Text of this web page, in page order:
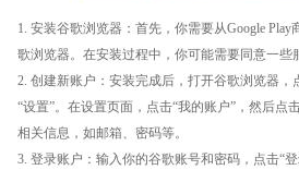
1. 安装谷歌浏览器：首先，你需要从Google
歌浏览器。在安装过程中，你可能需要同意一些
2. 创建新账户：安装完成后，打开谷歌浏览器，
“设置”。在设置页面，点击“我的账户”，然后点
相关信息，如邮箱、密码等。
3. 登录账户：输入你的谷歌账号和密码，点击“